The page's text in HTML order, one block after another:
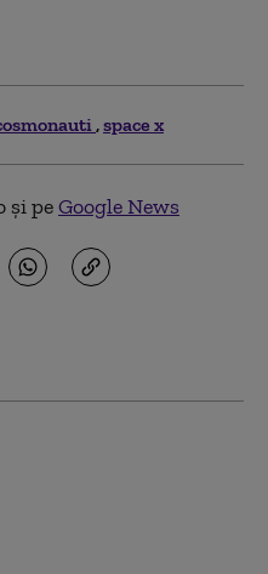
space x
și peGoogle News